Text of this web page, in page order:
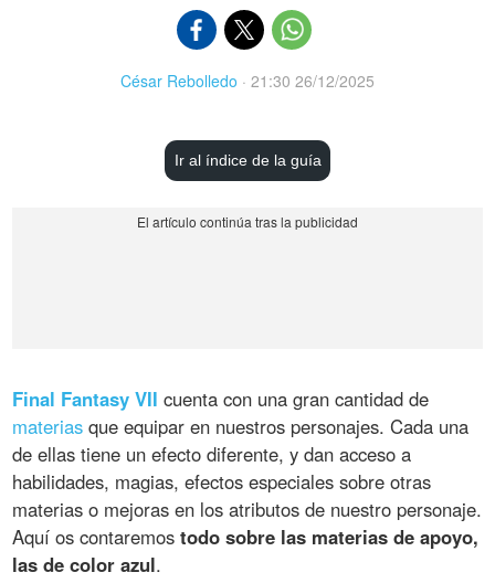
César Rebolledo · 21:30 26/12/2025
Ir al índice de la guía
Final Fantasy VII cuenta con una gran cantidad de
materias que equipar en nuestros personajes. Cada una
de ellas tiene un efecto diferente, y dan acceso a
habilidades, magias, efectos especiales sobre otras
materias o mejoras en los atributos de nuestro personaje.
Aquí os contaremostodo sobre las materias de apoyo,
las de color azul.